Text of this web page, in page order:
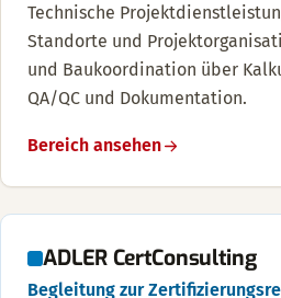
Technische
Standorte und
und Baukoordination über
QA/QC und Dokumentation.
Bereich ansehen
ADLER CertConsulting
Begleitung zur